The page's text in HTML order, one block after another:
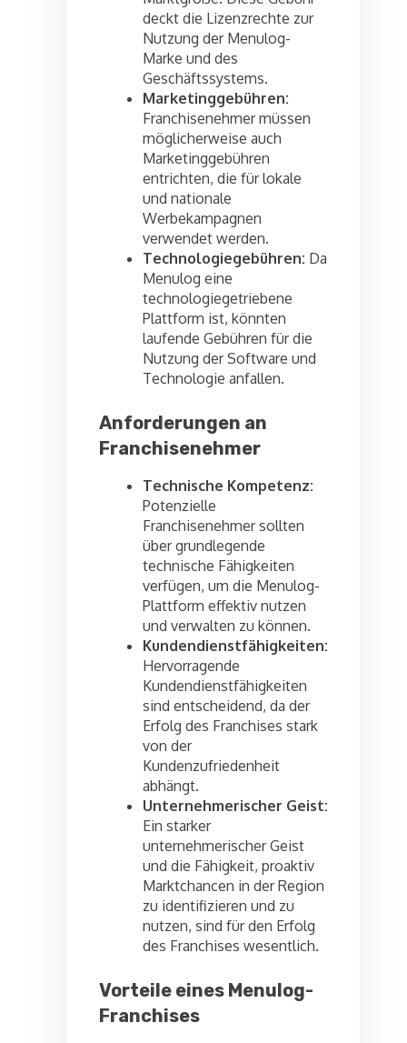
deckt die Lizenzrechte zur
Nutzung der Menulog-
Marke und des
Geschäftssystems.
Marketinggebühren:
Franchisenehmer müssen
möglicherweise auch
Marketinggebühren
entrichten, die für lokale
und nationale
Werbekampagnen
verwendet werden.
Technologiegebühren: Da
Menulog eine
technologiegetriebene
Plattform ist, könnten
laufende Gebühren für die
Nutzung der Software und
Technologie anfallen.
Anforderungen an
Franchisenehmer
Technische Kompetenz:
Potenzielle
Franchisenehmer sollten
über grundlegende
technische Fähigkeiten
verfügen, um die Menulog-
Plattform effektiv nutzen
und verwalten zu können.
Kundendienstfähigkeiten:
Hervorragende
Kundendienstfähigkeiten
sind entscheidend, da der
Erfolg des Franchises stark
von der
Kundenzufriedenheit
abhängt.
Unternehmerischer Geist:
Ein starker
unternehmerischer Geist
und die Fähigkeit, proaktiv
Marktchancen in der Region
zu identifizieren und zu
nutzen, sind für den Erfolg
des Franchises wesentlich.
Vorteile eines Menulog-
Franchises